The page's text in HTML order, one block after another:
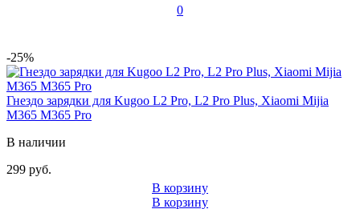
0
-25%
Гнездо зарядки для Kugoo L2 Pro, L2 Pro Plus, Xiaomi Mijia
M365 M365 Pro
В наличии
299 руб.
В корзину
В корзину